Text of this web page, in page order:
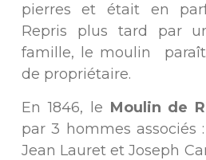
pierres et était en
Repris plus tard par
famille, le moulin
de propriétaire.
En 1846, le Moulin de
par 3 hommes associés
Jean Lauret et Joseph